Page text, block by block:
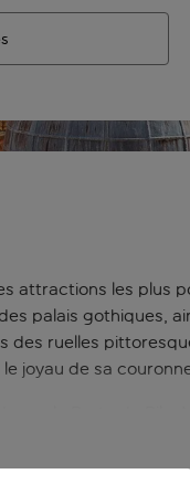
automatique
attractions les plus
palais gothiques,
ruelles
joyau de sa
désormais
des murs. Ou